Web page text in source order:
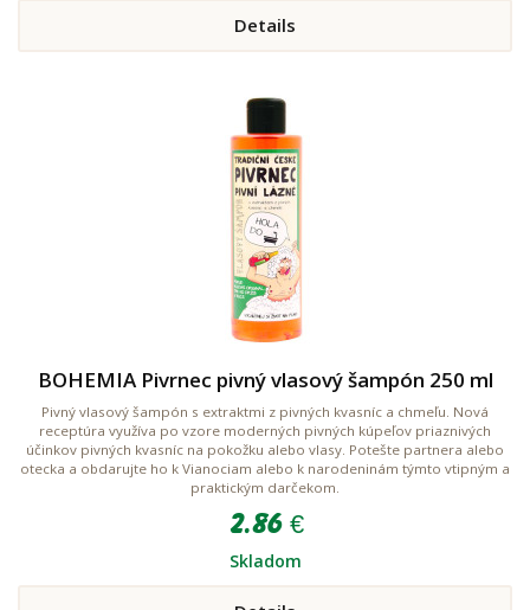
Details
BOHEMIA Pivrnec pivný vlasový šampón 250 ml
Pivný vlasový šampón s extraktmi z pivných kvasníc a chmeľu. Nová
receptúra využíva po vzore moderných pivných kúpeľov priaznivých
účinkov pivných kvasníc na pokožku alebo vlasy. Potešte partnera alebo
otecka a obdarujte ho k Vianociam alebo k narodeninám týmto vtipným a
praktickým darčekom.
2.86 €
Skladom